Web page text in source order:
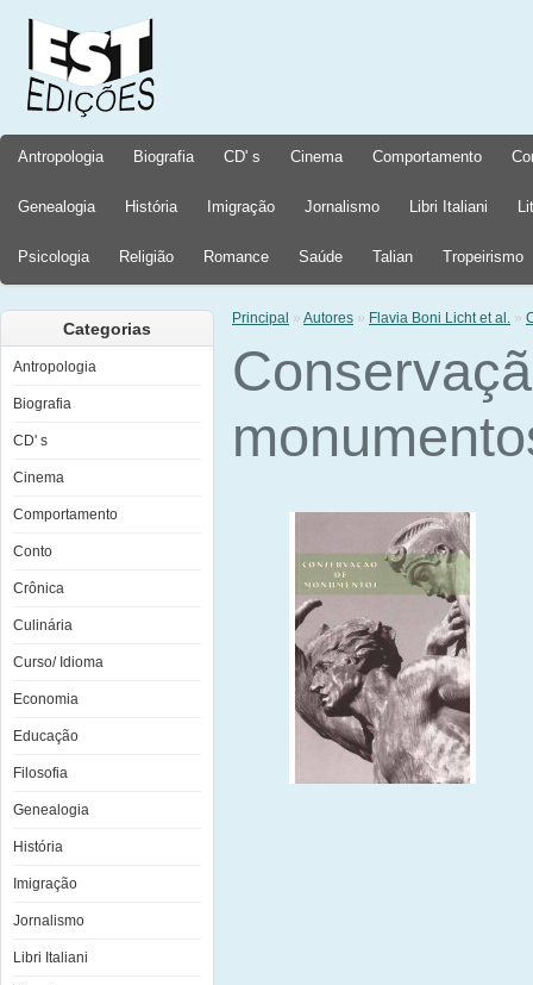
Antropologia Biografia CD' s Cinema Comportamento
Genealogia História Imigração Jornalismo Libri Italiani
Psicologia Religião Romance Saúde Talian Tropeirismo
Categorias
Antropologia
Biografia
CD' s
Cinema
Comportamento
Conto
Crônica
Culinária
Curso/ Idioma
Economia
Educação
Filosofia
Genealogia
História
Imigração
Jornalismo
Libri Italiani
Principal » Autores » Flavia Boni Licht et al. »